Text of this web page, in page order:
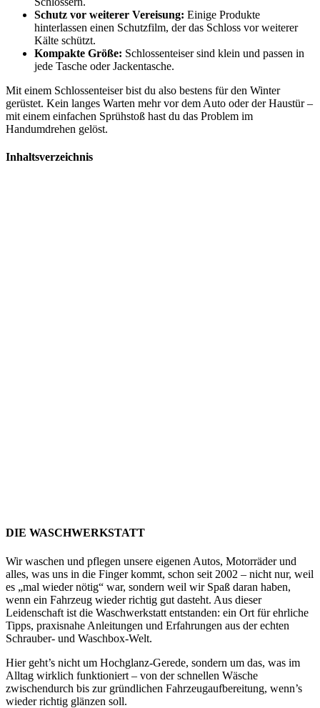
Schutz vor weiterer Vereisung: Einige Produkte
hinterlassen einen Schutzfilm, der das Schloss vor weiterer
Kälte schützt.
Kompakte Größe: Schlossenteiser sind klein und passen in
jede Tasche oder Jackentasche.
Mit einem Schlossenteiser bist du also bestens für den Winter
gerüstet. Kein langes Warten mehr vor dem Auto oder der Haustür –
mit einem einfachen Sprühstoß hast du das Problem im
Handumdrehen gelöst.
Inhaltsverzeichnis
DIE WASCHWERKSTATT
Wir waschen und pflegen unsere eigenen Autos, Motorräder und
alles, was uns in die Finger kommt, schon seit 2002 – nicht nur, weil
es „mal wieder nötig“ war, sondern weil wir Spaß daran haben,
wenn ein Fahrzeug wieder richtig gut dasteht. Aus dieser
Leidenschaft ist die Waschwerkstatt entstanden: ein Ort für ehrliche
Tipps, praxisnahe Anleitungen und Erfahrungen aus der echten
Schrauber- und Waschbox-Welt.
Hier geht’s nicht um Hochglanz-Gerede, sondern um das, was im
Alltag wirklich funktioniert – von der schnellen Wäsche
zwischendurch bis zur gründlichen Fahrzeugaufbereitung, wenn’s
wieder richtig glänzen soll.